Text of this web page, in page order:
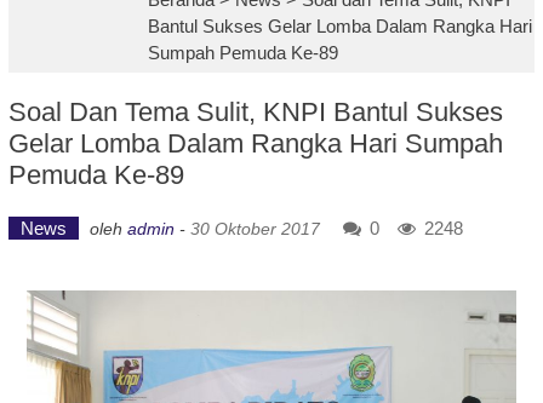
Bantul Sukses Gelar Lomba Dalam Rangka Hari
Sumpah Pemuda Ke-89
Soal Dan Tema Sulit, KNPI Bantul Sukses
Gelar Lomba Dalam Rangka Hari Sumpah
Pemuda Ke-89
News oleh admin - 30 Oktober 2017 0 2248